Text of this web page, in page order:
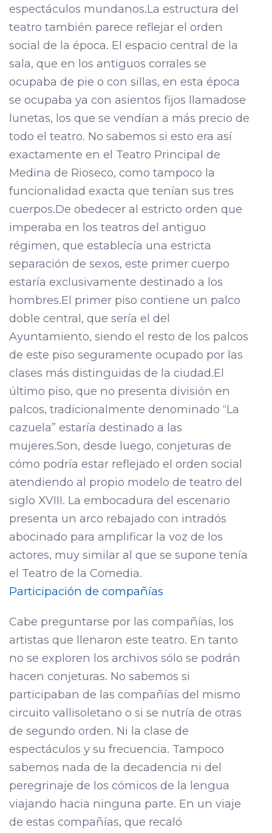
espectáculos mundanos.La estructura del
teatro también parece reflejar el orden
social de la época. El espacio central de la
sala, que en los antiguos corrales se
ocupaba de pie o con sillas, en esta época
se ocupaba ya con asientos fijos llamadose
lunetas, los que se vendían a más precio de
todo el teatro. No sabemos si esto era así
exactamente en el Teatro Principal de
Medina de Rioseco, como tampoco la
funcionalidad exacta que tenían sus tres
cuerpos.De obedecer al estricto orden que
imperaba en los teatros del antiguo
régimen, que establecía una estricta
separación de sexos, este primer cuerpo
estaría exclusivamente destinado a los
hombres.El primer piso contiene un palco
doble central, que sería el del
Ayuntamiento, siendo el resto de los palcos
de este piso seguramente ocupado por las
clases más distinguidas de la ciudad.El
último piso, que no presenta división en
palcos, tradicionalmente denominado “La
cazuela” estaría destinado a las
mujeres.Son, desde luego, conjeturas de
cómo podría estar reflejado el orden social
atendiendo al propio modelo de teatro del
siglo XVIII. La embocadura del escenario
presenta un arco rebajado con intradós
abocinado para amplificar la voz de los
actores, muy similar al que se supone tenía
el Teatro de la Comedia.
Participación de compañías
Cabe preguntarse por las compañías, los
artistas que llenaron este teatro. En tanto
no se exploren los archivos sólo se podrán
hacen conjeturas. No sabemos si
participaban de las compañías del mismo
circuito vallisoletano o si se nutría de otras
de segundo orden. Ni la clase de
espectáculos y su frecuencia. Tampoco
sabemos nada de la decadencia ni del
peregrinaje de los cómicos de la lengua
viajando hacia ninguna parte. En un viaje
de estas compañías, que recaló